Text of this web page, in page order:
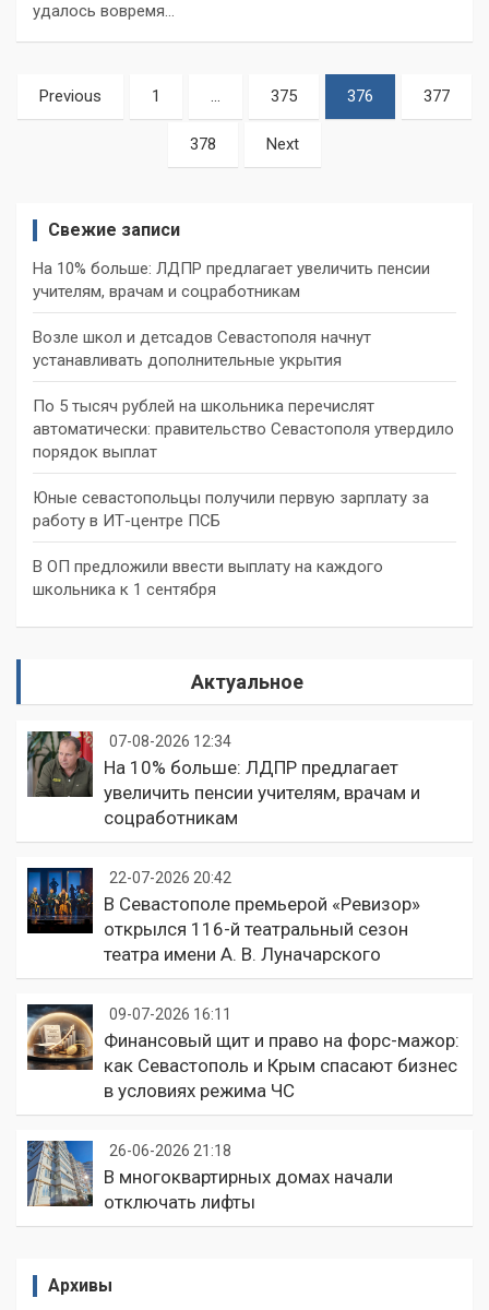
удалось вовремя…
Пагинация
записей
Previous 1 375 376 377
378 Next
Свежие записи
На 10% больше: ЛДПР предлагает увеличить пенсии
учителям, врачам и соцработникам
Возле школ и детсадов Севастополя начнут
устанавливать дополнительные укрытия
По 5 тысяч рублей на школьника перечислят
автоматически: правительство Севастополя утвердило
порядок выплат
Юные севастопольцы получили первую зарплату за
работу в ИТ-центре ПСБ
В ОП предложили ввести выплату на каждого
школьника к 1 сентября
Актуальное
07-08-2026 12:34
На 10% больше: ЛДПР предлагает
увеличить пенсии учителям, врачам и
соцработникам
22-07-2026 20:42
В Севастополе премьерой «Ревизор»
открылся 116-й театральный сезон
театра имени А. В. Луначарского
09-07-2026 16:11
Финансовый щит и право на форс-мажор:
как Севастополь и Крым спасают бизнес
в условиях режима ЧС
26-06-2026 21:18
В многоквартирных домах начали
отключать лифты
Архивы